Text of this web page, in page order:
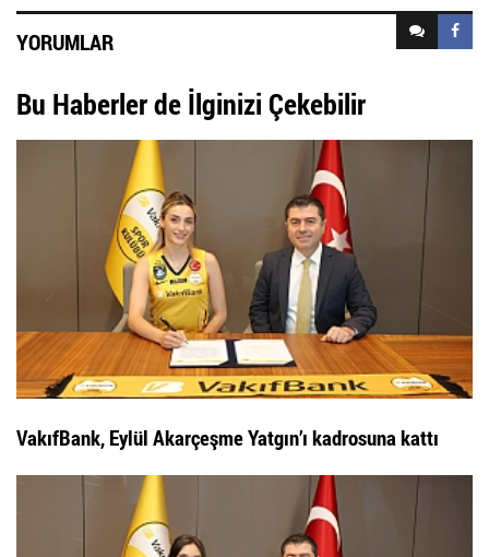
YORUMLAR
Bu Haberler de İlginizi Çekebilir
VakıfBank, Eylül Akarçeşme Yatgın’ı kadrosuna kattı